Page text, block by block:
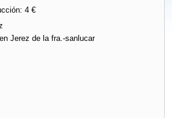
4 €
Jerez de la fra.-sanlucar